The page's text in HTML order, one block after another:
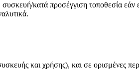
κατά προσέγγιση τοποθεσία εάν
και χρήσης), και σε ορισμένες